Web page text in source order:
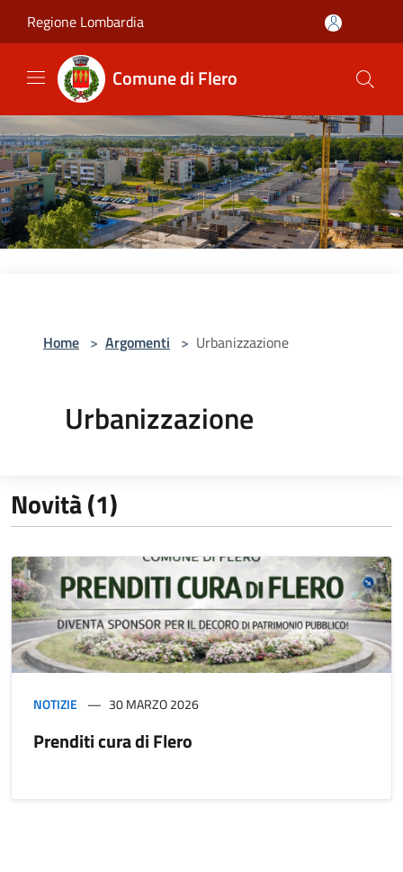
Regione Lombardia
Comune di Flero
Home > Argomenti > Urbanizzazione
Urbanizzazione
Novità (1)
NOTIZIE 30 MARZO 2026
Prenditi cura di Flero